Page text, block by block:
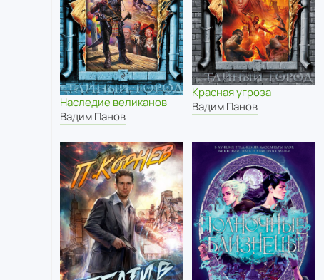
Наследие великанов
Вадим Панов
Красная угроза
Вадим Панов